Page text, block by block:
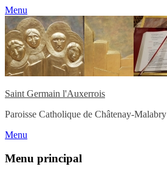
Menu
Saint Germain l'Auxerrois
Paroisse Catholique de Châtenay-Malabry
Menu
Menu principal